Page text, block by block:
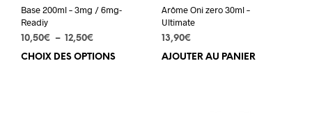
Base 200ml – 3mg / 6mg-
Readiy
10,50€ – 12,50€
de
CHOIX DES OPTIONS
Ce
Arôme Oni zero 30ml –
Ultimate
13,90€
AJOUTER AU PANIER